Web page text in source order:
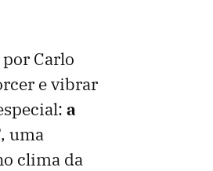
Carlo
e vibrar
a
, uma
clima da